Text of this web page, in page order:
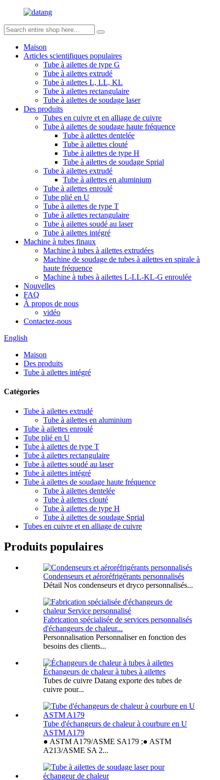
Maison
Articles scientifiques populaires
Tube à ailettes de type G
Tube à ailettes extrudé
Tube à ailettes L, LL, KL
Tube à ailettes rectangulaire
Tube à ailettes de soudage laser
Des produits
Tubes en cuivre et en alliage de cuivre
Tube à ailettes de soudage haute fréquence
Tube à ailettes dentelée
Tube à ailettes clouté
Tube à ailettes de type H
Tube à ailettes de soudage Sprial
Tube à ailettes extrudé
Tube à ailettes en aluminium
Tube à ailettes enroulé
Tube plié en U
Tube à ailettes de type T
Tube à ailettes rectangulaire
Tube à ailettes soudé au laser
Tube à ailettes intégré
Machine à tubes finaux
Machine à tubes à ailettes extrudées
Machine de soudage de tubes à ailettes en spirale à
haute fréquence
Machine à tubes à ailettes L-LL-KL-G enroulée
Nouvelles
FAQ
À propos de nous
vidéo
Contactez-nous
English
Maison
Des produits
Tube à ailettes intégré
Catégories
Tube à ailettes extrudé
Tube à ailettes en aluminium
Tube à ailettes enroulé
Tube plié en U
Tube à ailettes de type T
Tube à ailettes rectangulaire
Tube à ailettes soudé au laser
Tube à ailettes intégré
Tube à ailettes de soudage haute fréquence
Tube à ailettes dentelée
Tube à ailettes clouté
Tube à ailettes de type H
Tube à ailettes de soudage Sprial
Tubes en cuivre et en alliage de cuivre
Produits populaires
Condenseurs et aéroréfrigérants personnalisés
Détail Nos condenseurs et dryco personnalisés...
Fabrication spécialisée de services personnalisés
d'échangeurs de chaleur...
Personnalisation Personnaliser en fonction des
besoins des clients...
Échangeurs de chaleur à tubes à ailettes
Tubes de cuivre Datang exporte des tubes de
cuivre pour...
Tube d'échangeurs de chaleur à courbure en U
ASTM A179
● ASTM A179/ASME SA179 ;● ASTM
A213/ASME SA 2...